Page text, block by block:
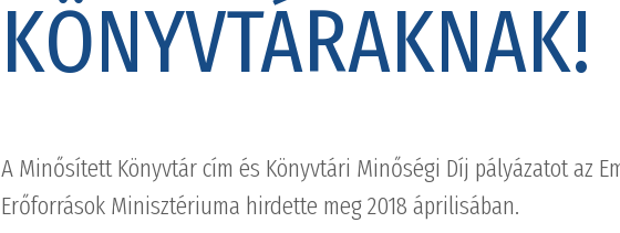
KÖNYVTÁRAKNAK!
A Minősített Könyvtár cím és Könyvtári Minőségi Díj pályázatot az
Erőforrások Minisztériuma hirdette meg 2018 áprilisában.